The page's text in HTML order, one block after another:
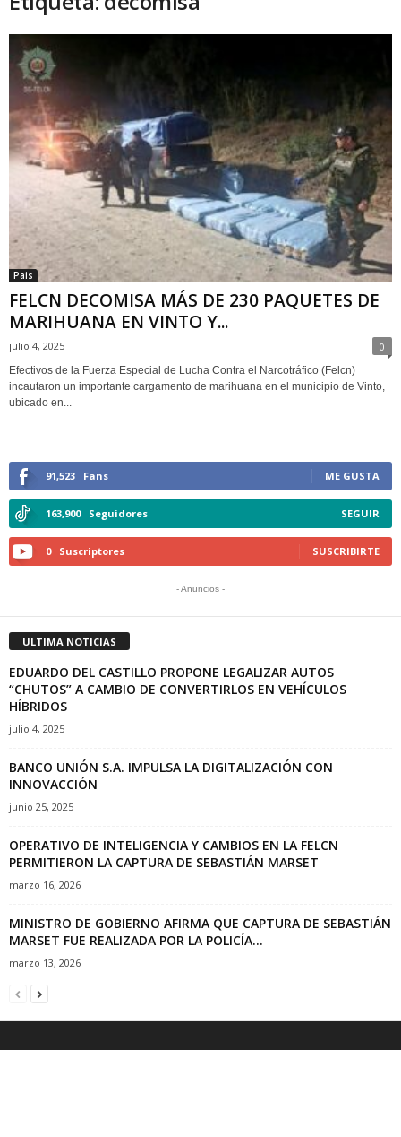
Pais
FELCN DECOMISA MÁS DE 230 PAQUETES DE
MARIHUANA EN VINTO Y...
julio 4, 2025 0
Efectivos de la Fuerza Especial de Lucha Contra el Narcotráfico (Felcn)
incautaron un importante cargamento de marihuana en el municipio de Vinto,
ubicado en...
91,523 Fans ME GUSTA
163,900 Seguidores SEGUIR
0 Suscriptores SUSCRIBIRTE
- Anuncios -
ULTIMA NOTICIAS
EDUARDO DEL CASTILLO PROPONE LEGALIZAR AUTOS
“CHUTOS” A CAMBIO DE CONVERTIRLOS EN VEHÍCULOS
HÍBRIDOS
julio 4, 2025
BANCO UNIÓN S.A. IMPULSA LA DIGITALIZACIÓN CON
INNOVACCIÓN
junio 25, 2025
OPERATIVO DE INTELIGENCIA Y CAMBIOS EN LA FELCN
PERMITIERON LA CAPTURA DE SEBASTIÁN MARSET
marzo 16, 2026
MINISTRO DE GOBIERNO AFIRMA QUE CAPTURA DE SEBASTIÁN
MARSET FUE REALIZADA POR LA POLICÍA...
marzo 13, 2026